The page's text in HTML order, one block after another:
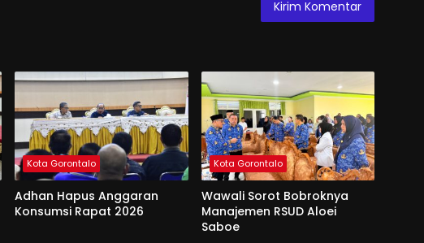
Kota Gorontalo
Adhan Hapus Anggaran
Konsumsi Rapat 2026
Kota Gorontalo
Wawali Sorot Bobroknya
Manajemen RSUD Aloei
Saboe